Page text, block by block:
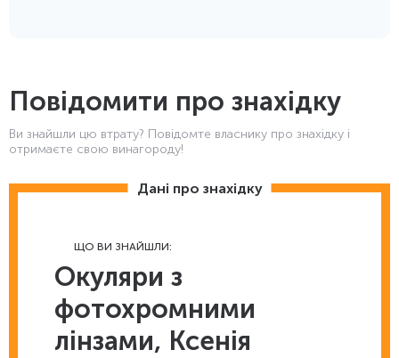
Повідомити про знахідку
Ви знайшли цю втрату? Повідомте власнику про знахідку і
отримаєте свою винагороду!
Дані про знахідку
ЩО ВИ ЗНАЙШЛИ:
Окуляри з
фотохромними
лінзами, Ксенія